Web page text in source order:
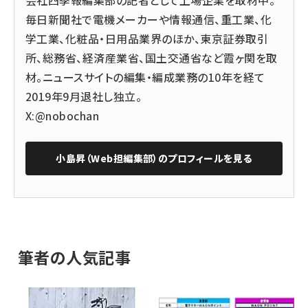
毎日新聞社で電機メーカーや情報通信、重工業、化
学工業、化粧品・日用品業界のほか、東京証券取引
所、総務省、経済産業省、国土交通省など霞ヶ関を取
材。ニュースサイトの編集・編成業務の10年を経て
2019年9月退社し独立。
X:@nobochan
小島昇（Web担編集部） のプロフィールを見る
筆者の人気記事